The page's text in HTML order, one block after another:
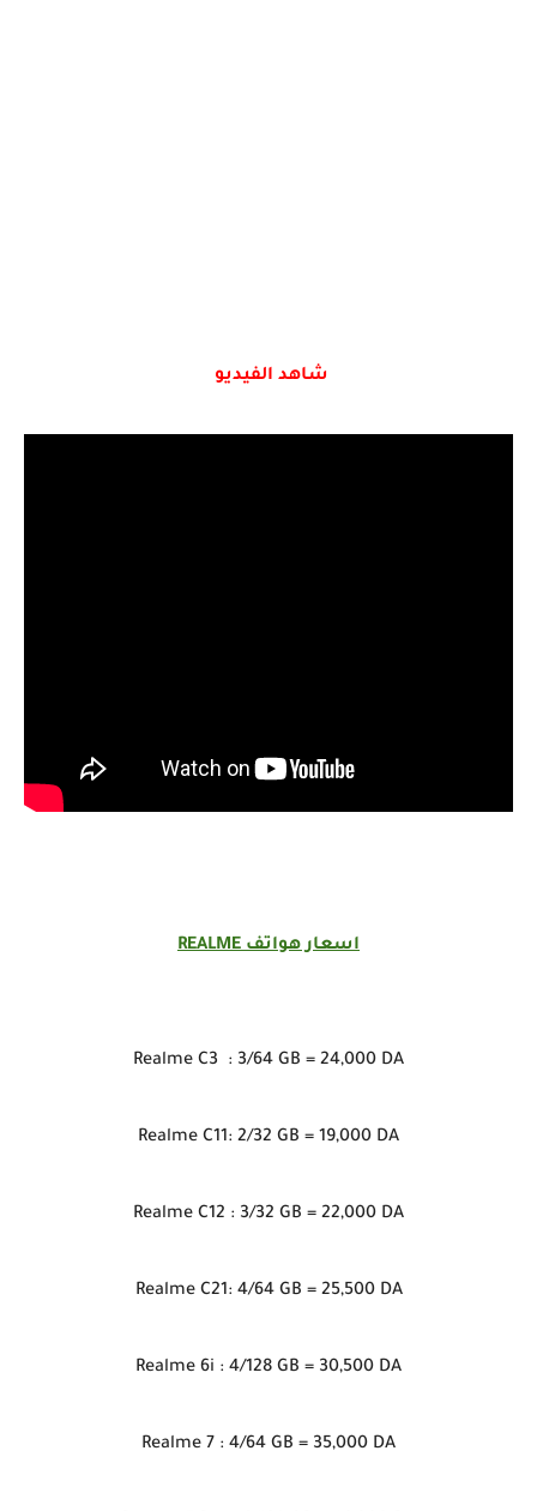
شاهد الفيديو
اسعار هواتف REALME
Realme C3 : 3/64 GB = 24,000 DA
Realme C11: 2/32 GB = 19,000 DA
Realme C12 : 3/32 GB = 22,000 DA
Realme C21: 4/64 GB = 25,500 DA
Realme 6i : 4/128 GB = 30,500 DA
Realme 7 : 4/64 GB = 35,000 DA